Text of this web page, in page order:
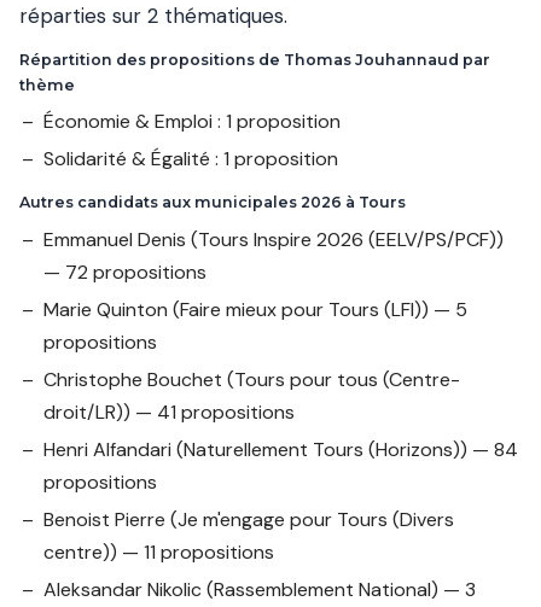
réparties sur 2 thématiques.
Répartition des propositions de Thomas Jouhannaud par
thème
Économie & Emploi : 1 proposition
Solidarité & Égalité : 1 proposition
Autres candidats aux municipales 2026 à Tours
Emmanuel Denis (Tours Inspire 2026 (EELV/PS/PCF))
— 72 propositions
Marie Quinton (Faire mieux pour Tours (LFI)) — 5
propositions
Christophe Bouchet (Tours pour tous (Centre-
droit/LR)) — 41 propositions
Henri Alfandari (Naturellement Tours (Horizons)) — 84
propositions
Benoist Pierre (Je m'engage pour Tours (Divers
centre)) — 11 propositions
Aleksandar Nikolic(Rassemblement National) — 3